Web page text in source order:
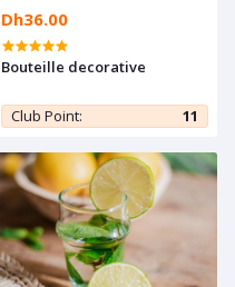
Dh36.00
Bouteille decorative
Club Point: 11